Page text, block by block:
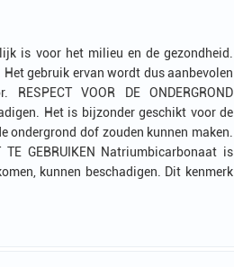
is voor het milieu en de gezondheid.
gebruik ervan wordt dus aanbevolen
VOOR DE ONDERGROND
Het is bijzonder geschikt voor de
dof zouden kunnen maken.
GEBRUIKEN Natriumbicarbonaat is
kunnen beschadigen. Dit kenmerk